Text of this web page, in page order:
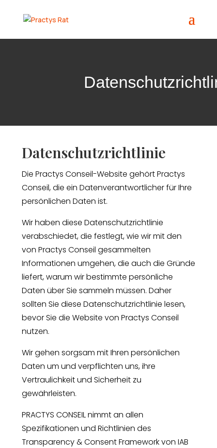
Datenschutzrichtlinie
Die Practys Conseil-Website gehört Practys
Conseil, die ein Datenverantwortlicher für Ihre
persönlichen Daten ist.
Wir haben diese Datenschutzrichtlinie
verabschiedet, die festlegt, wie wir mit den
von Practys Conseil gesammelten
Informationen umgehen, die auch die Gründe
liefert, warum wir bestimmte persönliche
Daten über Sie sammeln müssen. Daher
sollten Sie diese Datenschutzrichtlinie lesen,
bevor Sie die Website von Practys Conseil
nutzen.
Wir gehen sorgsam mit Ihren persönlichen
Daten um und verpflichten uns, ihre
Vertraulichkeit und Sicherheit zu
gewährleisten.
PRACTYS CONSEIL nimmt an allen
Spezifikationen und Richtlinien des
Transparency & Consent Framework von IAB